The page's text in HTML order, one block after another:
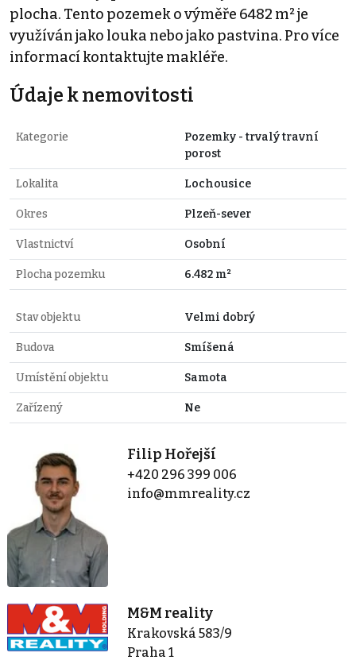
plocha. Tento pozemek o výměře 6482 m² je
využíván jako louka nebo jako pastvina. Pro více
informací kontaktujte makléře.
Údaje k nemovitosti
Kategorie
Pozemky - trvalý travní
porost
Lokalita Lochousice
Okres Plzeň-sever
Vlastnictví Osobní
Plocha pozemku 6.482 m²
Stav objektu Velmi dobrý
Budova Smíšená
Umístění objektu Samota
Zařízený Ne
Filip Hořejší
+420 296 399 006
info@mmreality.cz
M&M reality
Krakovská 583/9
Praha 1